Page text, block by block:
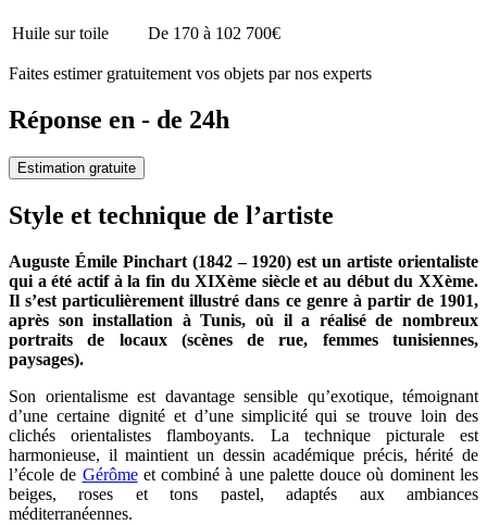
Huile sur toile De 170 à 102 700€
Faites estimer gratuitement vos objets par nos experts
Réponse en - de 24h
Estimation gratuite
Style et technique de l’artiste
Auguste Émile Pinchart (1842 – 1920) est un artiste orientaliste
qui a été actif à la fin du XIXème siècle et au début du XXème.
Il s’est particulièrement illustré dans ce genre à partir de 1901,
après son installation à Tunis, où il a réalisé de nombreux
portraits de locaux (scènes de rue, femmes tunisiennes,
paysages).
Son orientalisme est davantage sensible qu’exotique, témoignant
d’une certaine dignité et d’une simplicité qui se trouve loin des
clichés orientalistes flamboyants. La technique picturale est
harmonieuse, il maintient un dessin académique précis, hérité de
l’école de Gérômeet combiné à une palette douce où dominent les
beiges, roses et tons pastel, adaptés aux ambiances
méditerranéennes.